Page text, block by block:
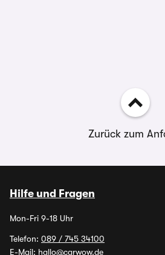
Zurück zum
Hilfe und Fragen
Mon-Fri 9-18 Uhr
Telefon: 089 / 745 34100
E-Mail: hallo@carwow.de